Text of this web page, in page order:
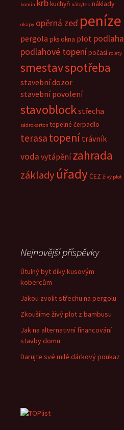
komín krbkuchyň nábytek náklady
okapy opěrná zeď peníze
pergola pks okna plot podlaha
podlahové topenípočasí rolety
smestavspotřeba
stavební dozor
stavební povolení
stavoblockstřecha
sádrokarton tepelné čerpadlo
terasa topení trávník
voda vytápění zahrada
základyúřadyČEZ živý plot
Nejnovější příspěvky
Útulný byt díky kusovým
kobercům
Jakou zvolit střechu na pergolu
Zkoušíme živý plot z bambusu
Jak na alternativní financování
stavby domu
Darujte své milé dárkový poukaz